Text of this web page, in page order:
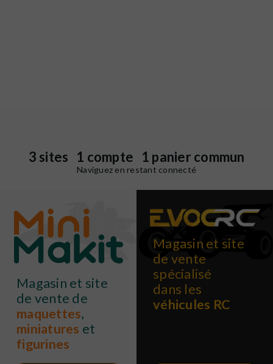
3 sites 1 compte 1 panier commun
Naviguez en restant connecté
Magasin et site
de vente de
maquettes,
miniatures et
figurines
Magasin et site
de vente
spécialisé
dans les
véhicules RC